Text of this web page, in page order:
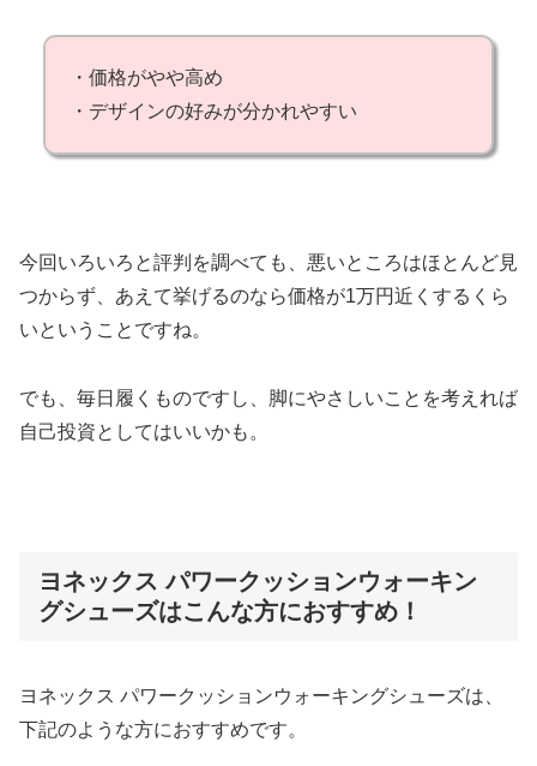
・価格がやや高め
・デザインの好みが分かれやすい
今回いろいろと評判を調べても、悪いところはほとんど見
つからず、あえて挙げるのなら価格が1万円近くするくら
いということですね。
でも、毎日履くものですし、脚にやさしいことを考えれば
自己投資としてはいいかも。
ヨネックス パワークッションウォーキン
グシューズはこんな方におすすめ！
ヨネックス パワークッションウォーキングシューズは、
下記のような方におすすめです。